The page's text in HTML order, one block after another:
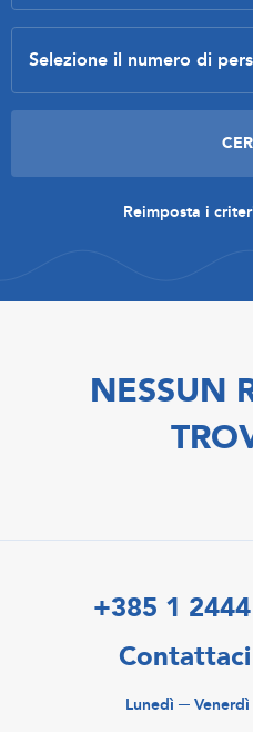
Reimposta i
NESSUN
+385 1
Lunedì ─ Venerdì